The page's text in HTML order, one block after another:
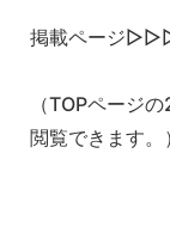
掲載ページ
（TOPページ
閲覧できます。）